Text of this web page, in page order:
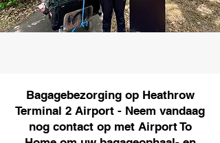
Bagagebezorging op Heathrow
Terminal 2 Airport - Neem vandaag
nog contact op met Airport To